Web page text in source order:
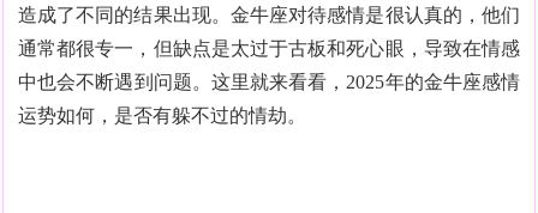
造成了不同的结果出现。金牛座对待感情是很认真的，他们
通常都很专一，但缺点是太过于古板和死心眼，导致在情感
中也会不断遇到问题。这里就来看看，2025年的金牛座感情
运势如何，是否有躲不过的情劫。